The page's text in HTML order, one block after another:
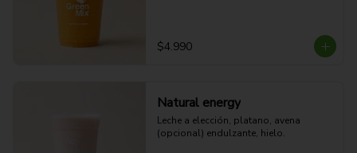
$4.990
Natural energy
Leche a elección, platano, avena
(opcional) endulzante, hielo.